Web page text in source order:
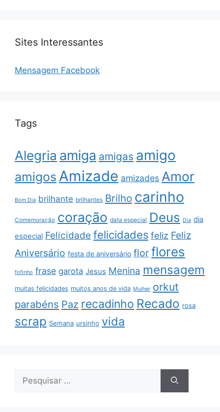
Sites Interessantes
Mensagem Facebook
Tags
Alegria amiga amigas amigo
amigos Amizade amizades Amor
Bom Dia brilhante brilhantes Brilho carinho
Comemoração coração data especial Deus Dia dia
especial Felicidade felicidades feliz Feliz
Aniversário festa de aniversário flor flores
fofinho frase garota Jesus Menina mensagem
muitas felicidades muitos anos de vida Mulher orkut
parabéns Paz recadinho Recado rosa
scrap Semana ursinho vida
Pesquisar